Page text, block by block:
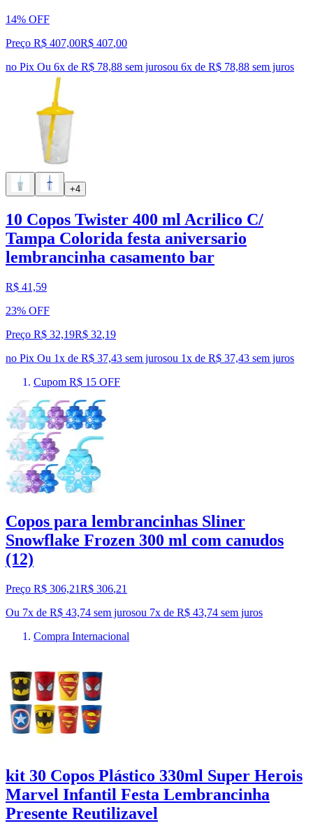
14% OFF
Preço R$ 407,00R$ 407,00
no Pix Ou 6x de R$ 78,88 sem jurosou 6x de R$ 78,88 sem juros
+4
10 Copos Twister 400 ml Acrilico C/
Tampa Colorida festa aniversario
lembrancinha casamento bar
R$ 41,59
23% OFF
Preço R$ 32,19R$ 32,19
no Pix Ou 1x de R$ 37,43 sem jurosou 1x de R$ 37,43 sem juros
Cupom R$ 15 OFF
Copos para lembrancinhas Sliner
Snowflake Frozen 300 ml com canudos
(12)
Preço R$ 306,21R$ 306,21
Ou 7x de R$ 43,74 sem jurosou 7x de R$ 43,74 sem juros
Compra Internacional
kit 30 Copos Plástico 330ml Super Herois
Marvel Infantil Festa Lembrancinha
Presente Reutilizavel